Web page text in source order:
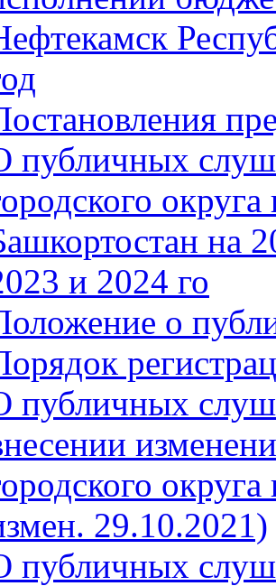
публичных
на
и 2024 го
о
публичных
29.10.2021)
публичных